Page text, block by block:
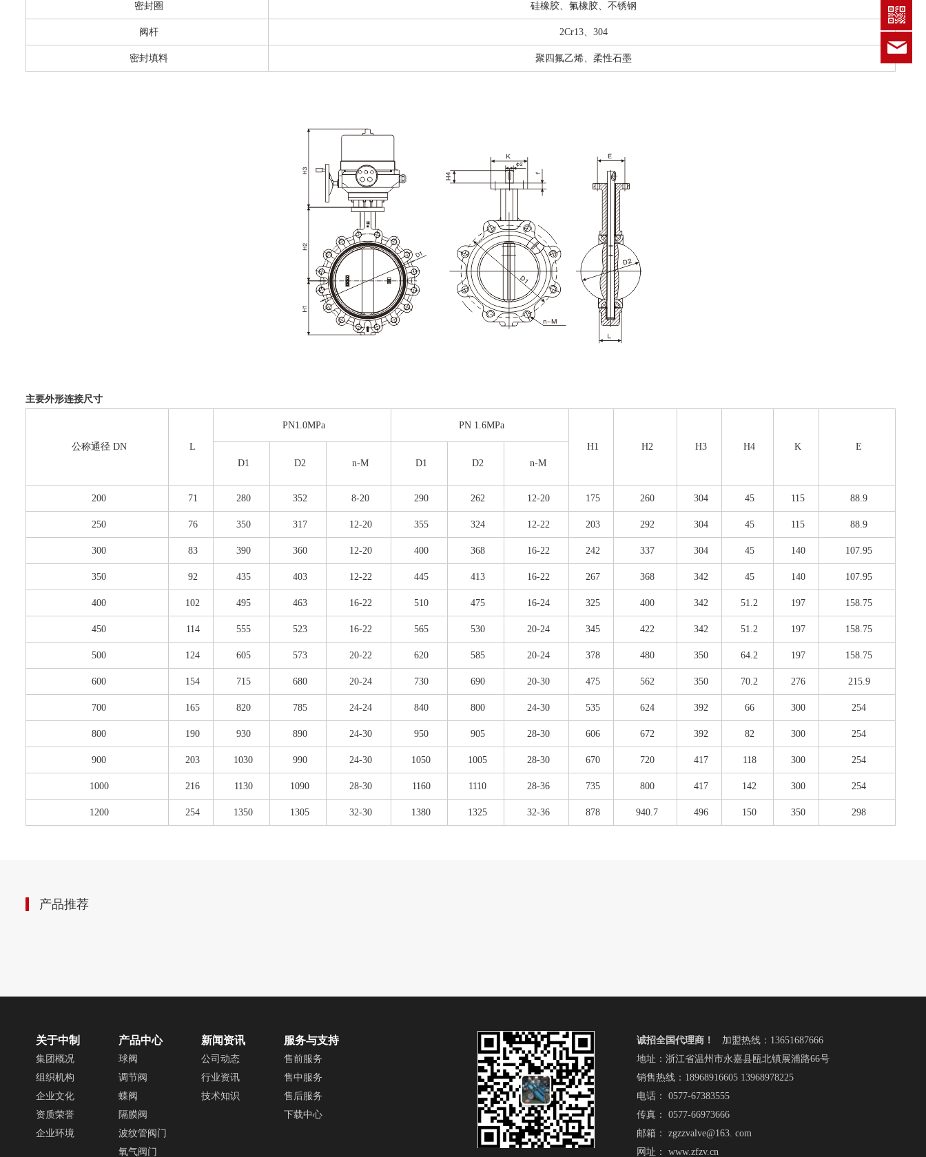
密封圈 硅橡胶、氟橡胶、不锈钢
阀杆 2Cr13、304
密封填料 聚四氟乙烯、柔性石墨
主要外形连接尺寸
公称通径 DN L
PN1.0MPa PN 1.6MPa
H1 H2 H3 H4 K
E
D1
D2 n-M D1 D2 n-M
200 71 280 352 8-20 290 262 12-20 175 260 304 45 115 88.9
250 76 350 317 12-20 355 324 12-22 203 292 304 45 115 88.9
300 83 390 360 12-20 400 368 16-22 242 337 304 45 140 107.95
350 92 435 403 12-22 445 413 16-22 267 368 342 45 140 107.95
400 102 495 463 16-22 510 475 16-24 325 400 342 51.2 197 158.75
450 114 555 523 16-22 565 530 20-24 345 422 342 51.2 197 158.75
500 124 605 573 20-22 620 585 20-24 378 480 350 64.2 197 158.75
600 154 715 680 20-24 730 690 20-30 475 562 350 70.2 276 215.9
700 165 820 785 24-24 840 800 24-30 535 624 392 66 300 254
800 190 930 890 24-30 950 905 28-30 606 672 392 82 300 254
900 203 1030 990 24-30 1050 1005 28-30 670 720 417 118 300 254
1000 216 1130 1090 28-30 1160 1110 28-36 735 800 417 142 300 254
1200 254 1350 1305 32-30 1380 1325 32-36 878 940.7 496 150 350 298
产品推荐
关于中制
集团概况
组织机构
企业文化
资质荣誉
企业环境
产品中心
球阀
调节阀
蝶阀
隔膜阀
波纹管阀门
氧气阀门
新闻资讯
公司动态
行业资讯
技术知识
服务与支持
售前服务
售中服务
售后服务
下载中心
诚招全国代理商！ 加盟热线：13651687666
地址：浙江省温州市永嘉县瓯北镇展浦路66号
销售热线：18968916605 13968978225
电话： 0577-67383555
传真： 0577-66973666
邮箱： zgzzvalve@163. com
网址： www.zfzv.cn